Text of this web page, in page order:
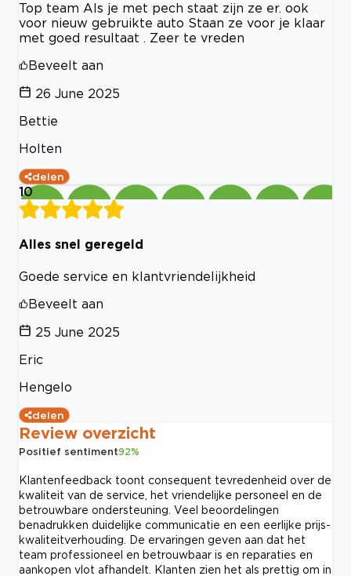
Top team Als je met pech staat zijn ze er. ook
voor nieuw gebruikte auto Staan ze voor je klaar
met goed resultaat . Zeer te vreden
Beveelt aan
26 June 2025
Bettie
Holten
delen
10
Alles snel geregeld
Goede service en klantvriendelijkheid
Beveelt aan
25 June 2025
Eric
Hengelo
delen
Review overzicht
Positief sentiment92%
Klantenfeedback toont consequent tevredenheid over de
kwaliteit van de service, het vriendelijke personeel en de
betrouwbare ondersteuning. Veel beoordelingen
benadrukken duidelijke communicatie en een eerlijke prijs-
kwaliteitverhouding. De ervaringen geven aan dat het
team professioneel en betrouwbaar is en reparaties en
aankopen vlot afhandelt. Klanten zien het als prettig om in